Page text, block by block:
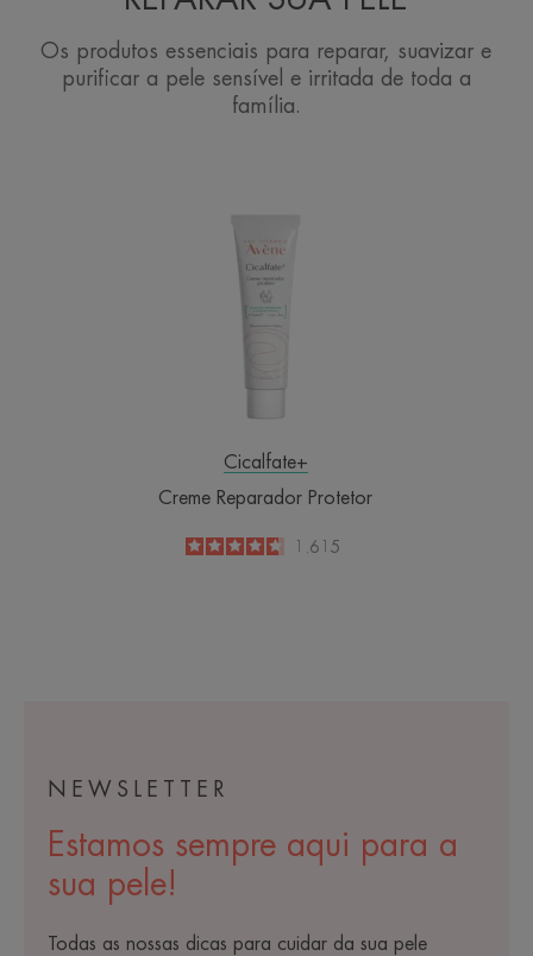
Os produtos essenciais para reparar, suavizar e
purificar a pele sensível e irritada de toda a
família.
Protetor
Cicalfate+
Creme Reparador Protetor
4.6
/51.615
NEWSLETTER
Estamos sempre aqui para a
sua pele!
Todas as nossas dicas para cuidar da sua pele